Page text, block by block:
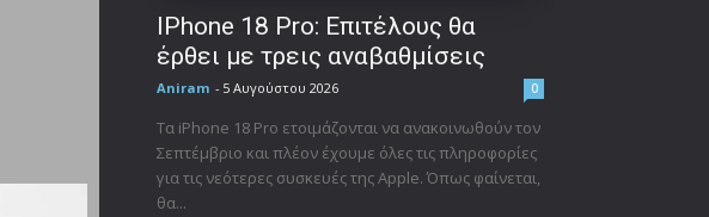
IPhone 18 Pro: Επιτέλους θα
έρθει με τρεις αναβαθμίσεις
Aniram - 5 Αυγούστου 2026 0
Τα iPhone 18 Pro ετοιμάζονται να ανακοινωθούν τον
Σεπτέμβριο και πλέον έχουμε όλες τις πληροφορίες
για τις νεότερες συσκευές της Apple. Όπως φαίνεται,
θα...